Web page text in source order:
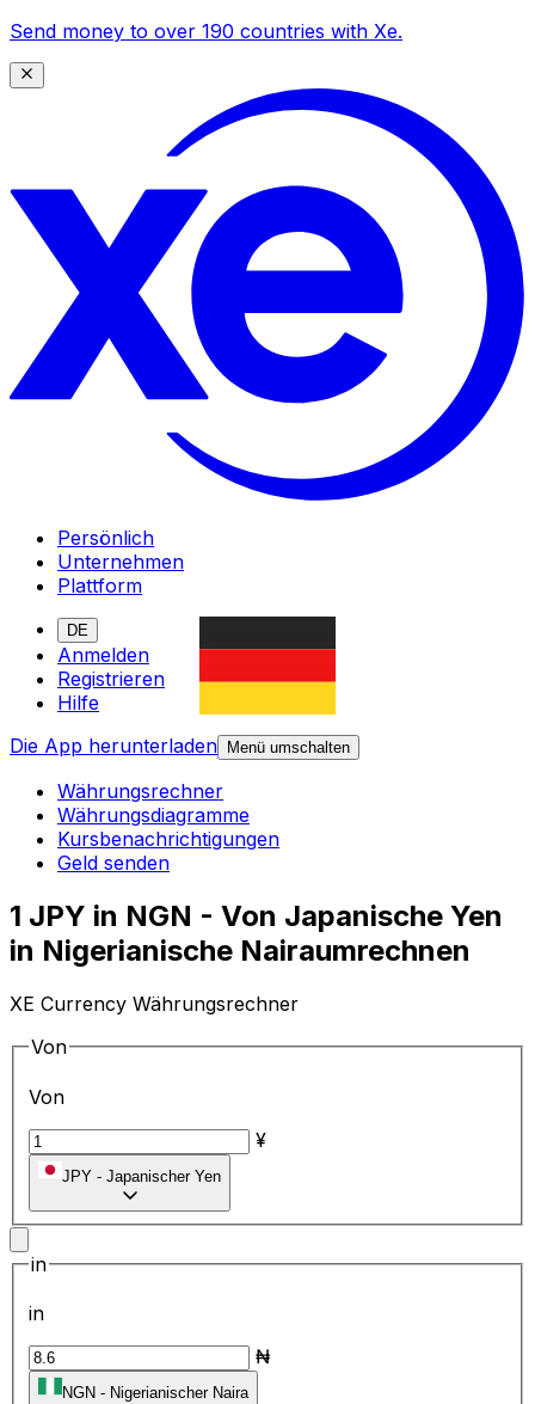
Send money to over 190 countries with Xe.
Persönlich
Unternehmen
Plattform
DE
Anmelden
Registrieren
Hilfe
Die App herunterladen
Menü umschalten
Währungsrechner
Währungsdiagramme
Kursbenachrichtigungen
Geld senden
1 JPY in NGN - Von Japanische Yen
in Nigerianische Nairaumrechnen
XE Currency Währungsrechner
Von
Von
¥
JPY - Japanischer Yen
in
in
₦
NGN - Nigerianischer Naira